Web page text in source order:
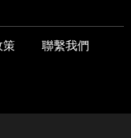
策 聯繫我們